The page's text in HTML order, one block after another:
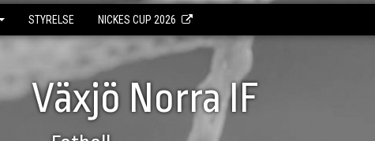
STYRELSE NICKES CUP 2026
Växjö Norra IF